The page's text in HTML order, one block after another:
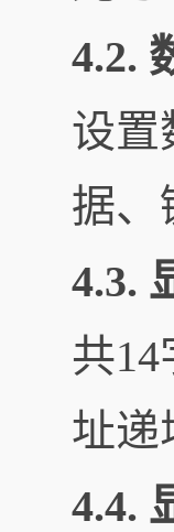
4.2.
设置
据、
4.3.
共
址递
4.4.